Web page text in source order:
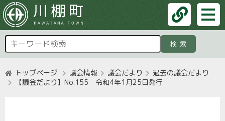
検索
トップページ 議会情報 議会だより
過去の議会だより
【議会だより】No.155 令和4年1月25日発行